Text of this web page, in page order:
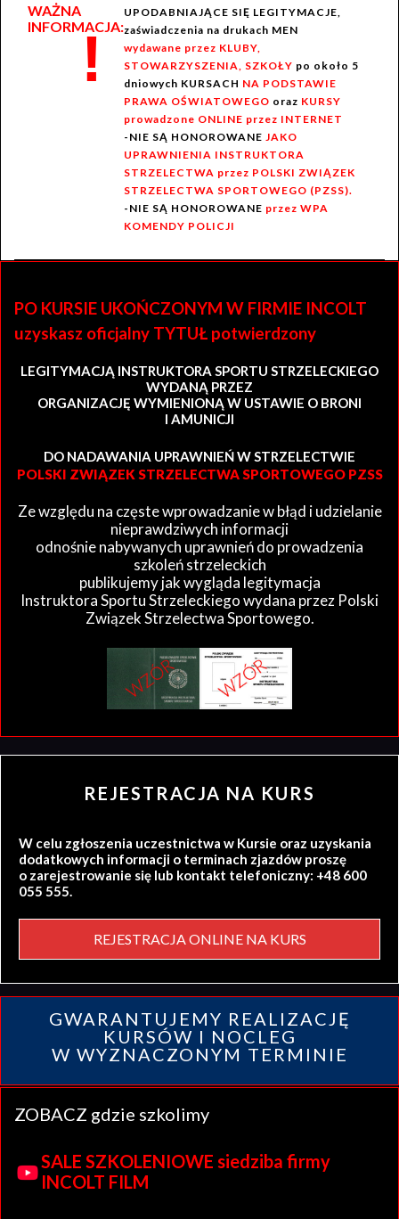
WAŻNA
INFORMACJA:
!
UPODABNIAJĄCE SIĘ LEGITYMACJE,
zaświadczenia na drukach MEN
wydawane przez KLUBY,
STOWARZYSZENIA, SZKOŁY po około 5
dniowych KURSACH NA PODSTAWIE
PRAWA OŚWIATOWEGO oraz KURSY
prowadzone ONLINE przez INTERNET
-NIE SĄ HONOROWANE JAKO
UPRAWNIENIA INSTRUKTORA
STRZELECTWA przez POLSKI ZWIĄZEK
STRZELECTWA SPORTOWEGO (PZSS).
-NIE SĄ HONOROWANE przez WPA
KOMENDY POLICJI
PO KURSIE UKOŃCZONYM W FIRMIE INCOLT
uzyskasz oficjalny TYTUŁ potwierdzony
LEGITYMACJĄ INSTRUKTORA SPORTU STRZELECKIEGO
WYDANĄ PRZEZ
ORGANIZACJĘ WYMIENIONĄ W USTAWIE O BRONI
I AMUNICJI
DO NADAWANIA UPRAWNIEŃ W STRZELECTWIE
POLSKI ZWIĄZEK STRZELECTWA SPORTOWEGO PZSS
Ze względu na częste wprowadzanie w błąd i udzielanie
nieprawdziwych informacji
odnośnie nabywanych uprawnień do prowadzenia
szkoleń strzeleckich
publikujemy jak wygląda legitymacja
Instruktora Sportu Strzeleckiego wydana przez Polski
Związek Strzelectwa Sportowego.
REJESTRACJA NA KURS
W celu zgłoszenia uczestnictwa w Kursie oraz uzyskania
dodatkowych informacji o terminach zjazdów proszę
o zarejestrowanie się lub kontakt telefoniczny: +48 600
055 555.
REJESTRACJA ONLINE NA KURS
GWARANTUJEMY REALIZACJĘ
KURSÓW I NOCLEG
W WYZNACZONYM TERMINIE
ZOBACZ gdzie szkolimy
SALE SZKOLENIOWE siedziba firmy
INCOLT FILM